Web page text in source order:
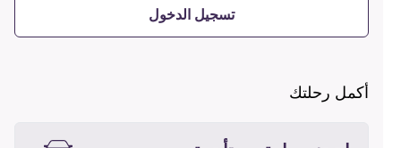
تسجيل الدخول
أكمل رحلتك